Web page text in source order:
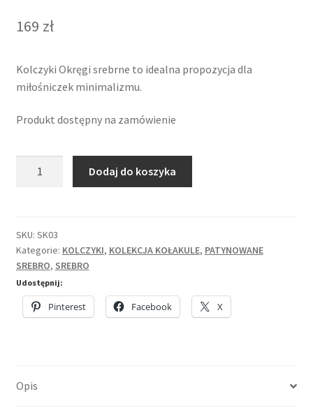
169 zł
Kolczyki Okręgi srebrne to idealna propozycja dla
miłośniczek minimalizmu.
Produkt dostępny na zamówienie
kolekcji
Kołakule
srebrne
Dodaj do koszyka
SKU: SK03
Kategorie: KOLCZYKI, KOLEKCJA KOŁAKULE, PATYNOWANE
SREBRO, SREBRO
Udostępnij:
Pinterest Facebook X
Opis